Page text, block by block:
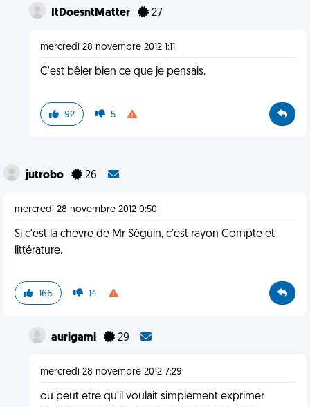
ItDoesntMatter 27
mercredi 28 novembre 2012 1:11
C'est bêler bien ce que je pensais.
92 5
jutrobo 26
mercredi 28 novembre 2012 0:50
Si c'est la chèvre de Mr Séguin, c'est rayon Compte et
littérature.
166 14
aurigami 29
mercredi 28 novembre 2012 7:29
ou peut etre qu'il voulait simplement exprimer